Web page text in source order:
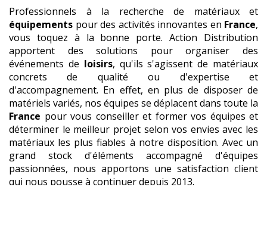
Professionnels à la recherche de matériaux et
équipements pour des activités innovantes en France,
vous toquez à la bonne porte. Action Distribution
apportent des solutions pour organiser des
événements de loisirs, qu'ils s'agissent de matériaux
concrets de qualité ou d'expertise et
d'accompagnement. En effet, en plus de disposer de
matériels variés, nos équipes se déplacent dans toute la
France pour vous conseiller et former vos équipes et
déterminer le meilleur projet selon vos envies avec les
matériaux les plus fiables à notre disposition. Avec un
grand stock d'éléments accompagné d'équipes
passionnées, nous apportons une satisfaction client
qui nous pousse à continuer depuis 2013.